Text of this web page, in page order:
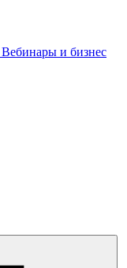
Вебинары и бизнес